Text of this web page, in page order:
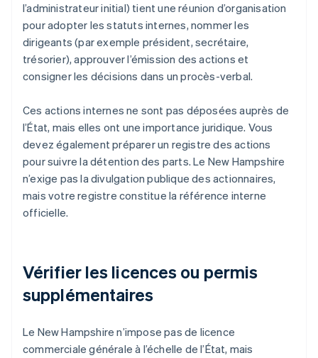
l’administrateur initial) tient une réunion d’organisation
pour adopter les statuts internes, nommer les
dirigeants (par exemple président, secrétaire,
trésorier), approuver l’émission des actions et
consigner les décisions dans un procès-verbal.
Ces actions internes ne sont pas déposées auprès de
l’État, mais elles ont une importance juridique. Vous
devez également préparer un registre des actions
pour suivre la détention des parts. Le New Hampshire
n’exige pas la divulgation publique des actionnaires,
mais votre registre constitue la référence interne
officielle.
Vérifier les licences ou permis
supplémentaires
Le New Hampshire n’impose pas de licence
commerciale générale à l’échelle de l’État, mais